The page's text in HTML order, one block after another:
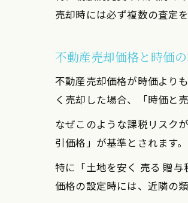
売却時には必ず複数の査定
不動産売却価格と時価
不動産売却価格が時価より
く売却した場合、「時価と
なぜこのような課税リスク
引価格」が基準とされます
特に「土地を安く 売る 贈
価格の設定時には、近隣の